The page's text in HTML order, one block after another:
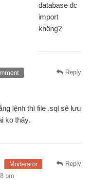
database đc
import
không?
Reply
lệnh thì file .sql sẽ lưu
ko thấy.
Reply
Moderator
pm